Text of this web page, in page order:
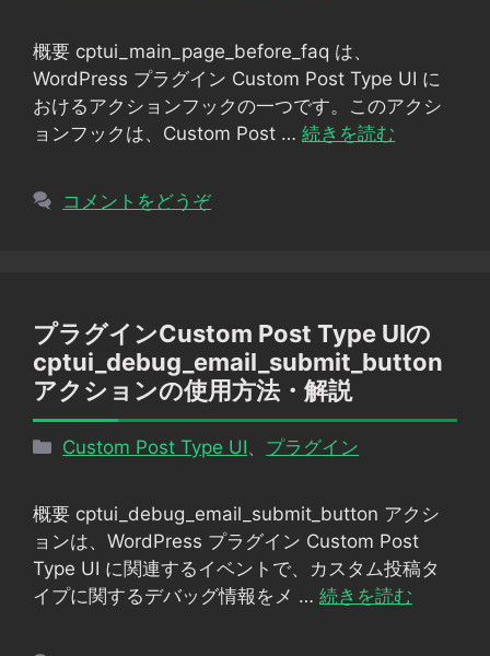
リ
ー
概要 cptui_main_page_before_faq は、
WordPress プラグイン Custom Post Type UI に
おけるアクションフックの一つです。このアクシ
ョンフックは、Custom Post … 続きを読む
コメントをどうぞ
プラグインCustom Post Type UIの
cptui_debug_email_submit_button
アクションの使用方法・解説
カ
リ
ー
Custom Post Type UI、 プラグイン
概要 cptui_debug_email_submit_button アクシ
ョンは、WordPress プラグイン Custom Post
Type UI に関連するイベントで、カスタム投稿タ
イプに関するデバッグ情報をメ … 続きを読む